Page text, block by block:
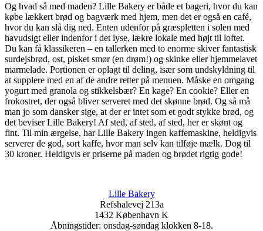
Og hvad så med maden? Lille Bakery er både et bageri, hvor du kan
købe lækkert brød og bagværk med hjem, men det er også en café,
hvor du kan slå dig ned. Enten udenfor på græspletten i solen med
havudsigt eller indenfor i det lyse, lækre lokale med højt til loftet.
Du kan få klassikeren – en tallerken med to enorme skiver fantastisk
surdejsbrød, ost, pisket smør (en drøm!) og skinke eller hjemmelavet
marmelade. Portionen er oplagt til deling, især som undskyldning til
at supplere med en af de andre retter på menuen. Måske en omgang
yogurt med granola og stikkelsbær? En kage? En cookie? Eller en
frokostret, der også bliver serveret med det skønne brød. Og så må
man jo som dansker sige, at der er intet som et godt stykke brød, og
det beviser Lille Bakery! Af sted, af sted, af sted, her er skønt og
fint. Til min ærgelse, har Lille Bakery ingen kaffemaskine, heldigvis
serverer de god, sort kaffe, hvor man selv kan tilføje mælk. Dog til
30 kroner. Heldigvis er priserne på maden og brødet rigtig gode!
Lille Bakery
Refshalevej 213a
1432 København K
Åbningstider: onsdag-søndag klokken 8-18.